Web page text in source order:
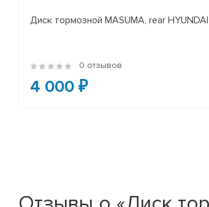
Диск тормозной MASUMA, rear
0 отзывов
4 000 ₽